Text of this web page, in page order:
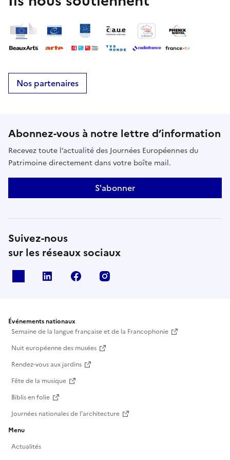
Nos partenaires
Abonnez-vous à notre lettre d’information
Recevez toute l’actualité des Journées Européennes du
Patrimoine directement dans votre boîte mail.
S'abonner
Suivez-nous
sur les réseaux sociaux
Linkedin Facebook
Événements nationaux
Semaine de la langue française et de la Francophonie
Nuit européenne des musées
Rendez-vous aux jardins
Fête de la musique
Biblis en folie
Journées nationales de l'architecture
Menu
Actualités